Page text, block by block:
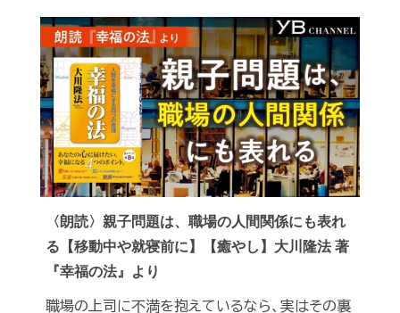
〈朗読〉親子問題は、職場の人間関係にも表れ
る【移動中や就寝前に】【癒やし】大川隆法 著
『幸福の法』より
職場の上司に不満を抱えているなら、実はその裏